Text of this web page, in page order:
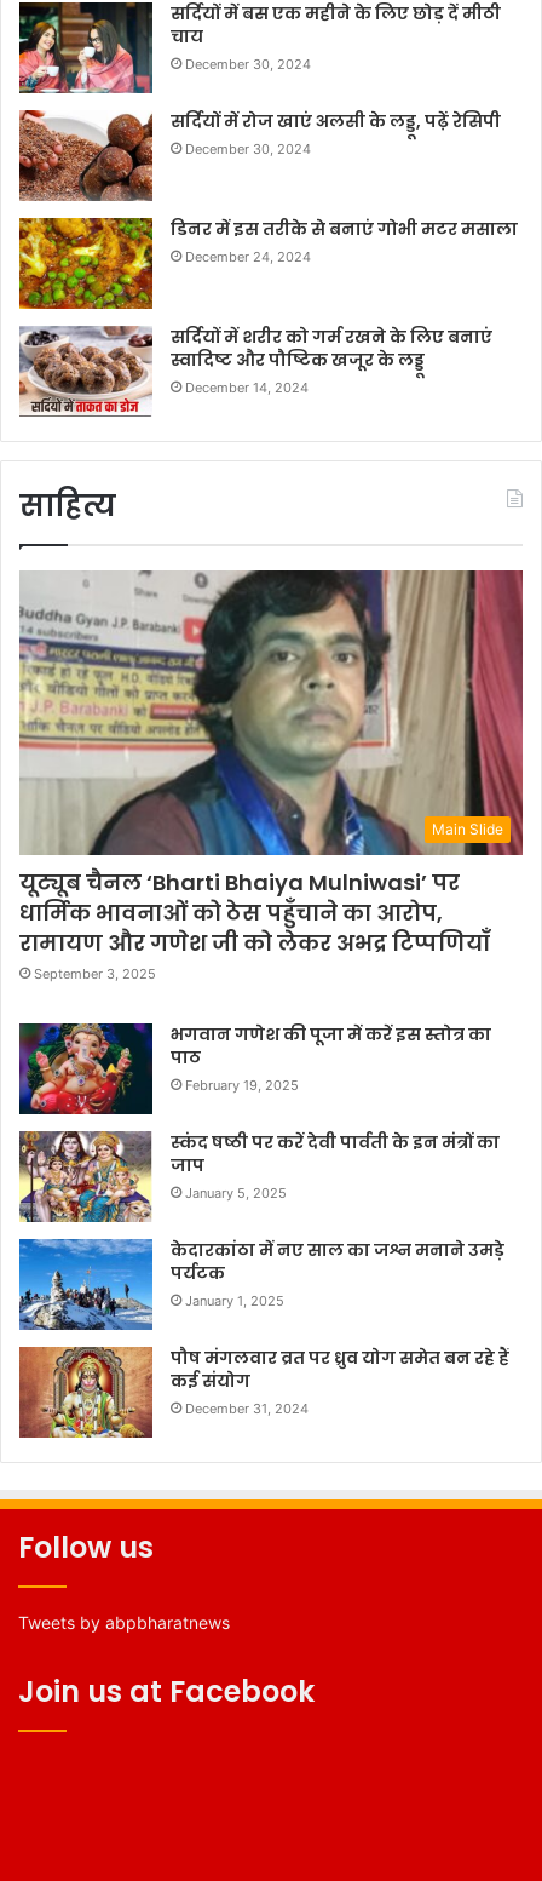
सर्दियों में बस एक महीने के लिए छोड़ दें मीठी
चाय
December 30, 2024
सर्दियों में रोज खाएं अलसी के लड्डू, पढ़ें रेसिपी
December 30, 2024
डिनर में इस तरीके से बनाएं गोभी मटर मसाला
December 24, 2024
सर्दियों में शरीर को गर्म रखने के लिए बनाएं
स्वादिष्ट और पौष्टिक खजूर के लड्डू
December 14, 2024
साहित्य
Main Slide
यूट्यूब चैनल ‘Bharti Bhaiya Mulniwasi’ पर
धार्मिक भावनाओं को ठेस पहुँचाने का आरोप,
रामायण और गणेश जी को लेकर अभद्र टिप्पणियाँ
September 3, 2025
भगवान गणेश की पूजा में करें इस स्तोत्र का
पाठ
February 19, 2025
स्कंद षष्ठी पर करें देवी पार्वती के इन मंत्रों का
जाप
January 5, 2025
केदारकांठा में नए साल का जश्न मनाने उमड़े
पर्यटक
January 1, 2025
पौष मंगलवार व्रत पर ध्रुव योग समेत बन रहे हैं
कई संयोग
December 31, 2024
Follow us
Tweets by abpbharatnews
Join us at Facebook